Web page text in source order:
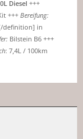
Diesel +++
+++ Bereifung:
definition] in
Bilstein B6 +++
: 7,4L / 100km